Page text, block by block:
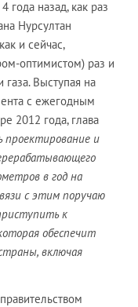
года назад, как раз
Нурсултан
и сейчас,
оптимистом) раз и
газа. Выступая на
с ежегодным
2012 года, глава
проектирование и
в год на
с этим поручаю
к
обеспечит
включая